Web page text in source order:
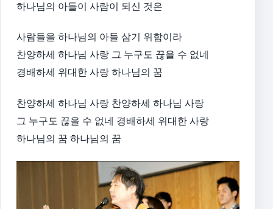
하나님의 아들이 사람이 되신 것은
사람들을 하나님의 아들 삼기 위함이라
찬양하세 하나님 사랑 그 누구도 끊을 수 없네
경배하세 위대한 사랑 하나님의 꿈
찬양하세 하나님 사랑 찬양하세 하나님 사랑
그 누구도 끊을 수 없네 경배하세 위대한 사랑
하나님의 꿈 하나님의 꿈